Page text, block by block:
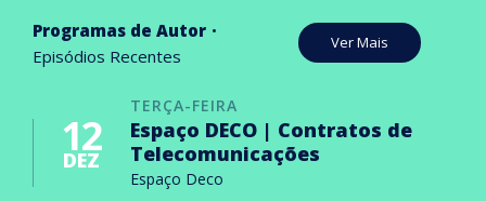
Programas de Autor
Episódios Recentes
Ver Mais
TERÇA-FEIRA
12
DEZ
Espaço DECO | Contratos de
Telecomunicações
Espaço Deco